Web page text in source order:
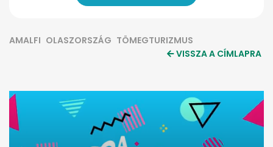
AMALFI OLASZORSZÁG TÖMEGTURIZMUS
VISSZA A CÍMLAPRA